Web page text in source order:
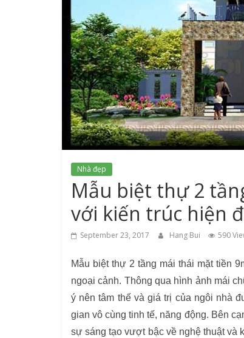
Nhà đẹp
Mẫu biệt thự 2
với kiến trúc hiện
September 23, 2017 Hang Bui 590
Mẫu biệt thự 2 tầng mái thái mặt tiền
ngoại cảnh. Thông qua hình ảnh mái
ý nên tâm thế và giá trị của ngôi nhà
gian vô cùng tinh tế, năng động. Bên
sự sáng tạo vượt bậc về nghệ thuật và